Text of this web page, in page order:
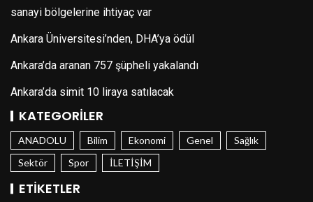
sanayi bölgelerine ihtiyaç var
Ankara Üniversitesi’nden, DHA’ya ödül
Ankara’da aranan 757 şüpheli yakalandı
Ankara’da simit 10 liraya satılacak
KATEGORILER
ANADOLU Bilim Ekonomi Genel
Sağlık
Sektör
Spor İLETİŞİM
ETIKETLER